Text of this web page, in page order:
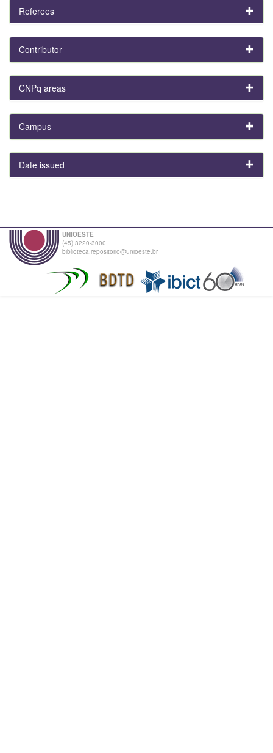
Referees
Contributor
CNPq areas
Campus
Date issued
UNIOESTE
(45) 3220-3000
biblioteca.repositorio@unioeste.br